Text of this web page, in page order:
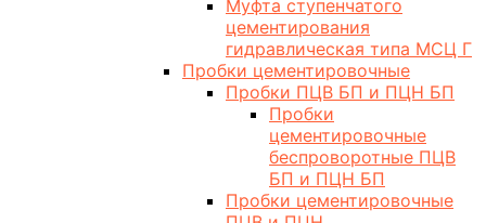
Муфта ступенчатого
цементирования
гидравлическая типа МСЦ Г
Пробки цементировочные
Пробки ПЦВ БП и ПЦН БП
Пробки
цементировочные
беспроворотные ПЦВ
БП и ПЦН БП
Пробки цементировочные